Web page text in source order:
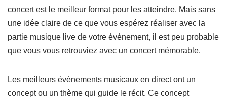
concert est le meilleur format pour les atteindre. Mais sans
une idée claire de ce que vous espérez réaliser avec la
partie musique live de votre événement, il est peu probable
que vous vous retrouviez avec un concert mémorable.
Les meilleurs événements musicaux en direct ont un
concept ou un thème qui guide le récit. Ce concept